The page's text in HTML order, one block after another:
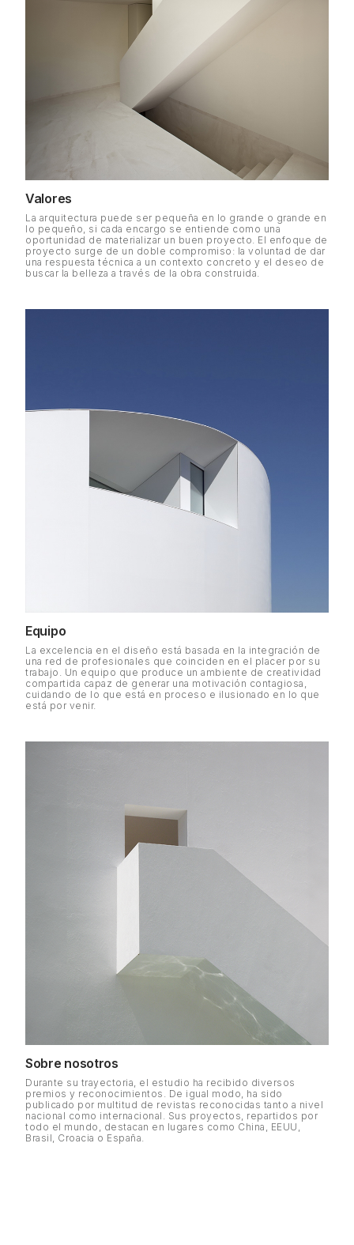
Valores
La arquitectura puede ser pequeña en lo grande o grande en
lo pequeño, si cada encargo se entiende como una
oportunidad de materializar un buen proyecto. El enfoque de
proyecto surge de un doble compromiso: la voluntad de dar
una respuesta técnica a un contexto concreto y el deseo de
buscar la belleza a través de la obra construida.
Equipo
La excelencia en el diseño está basada en la integración de
una red de profesionales que coinciden en el placer por su
trabajo. Un equipo que produce un ambiente de creatividad
compartida capaz de generar una motivación contagiosa,
cuidando de lo que está en proceso e ilusionado en lo que
está por venir.
Sobre nosotros
Durante su trayectoria, el estudio ha recibido diversos
premios y reconocimientos. De igual modo, ha sido
publicado por multitud de revistas reconocidas tanto a nivel
nacional como internacional. Sus proyectos, repartidos por
todo el mundo, destacan en lugares como China, EEUU,
Brasil, Croacia o España.